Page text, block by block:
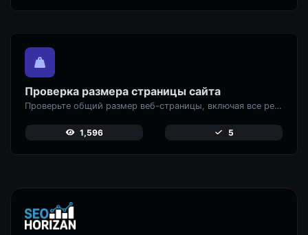
Проверка размера страницы сайта
Проверьте общий размер веб-страницы, включая все ресурсы, для анализа производительности.
1,596 5